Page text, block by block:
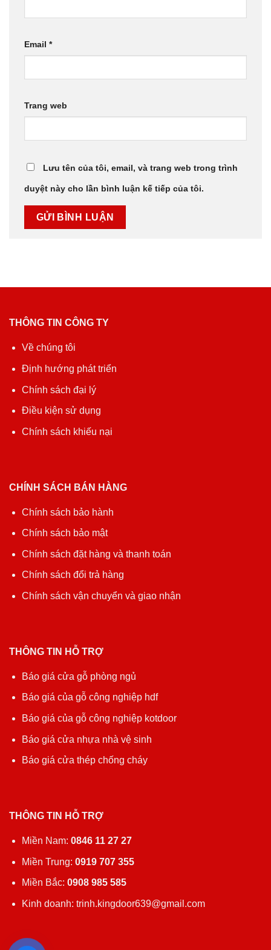
Email *
Trang web
Lưu tên của tôi, email, và trang web trong trình
duyệt này cho lần bình luận kế tiếp của tôi.
THÔNG TIN CÔNG TY
Về chúng tôi
Định hướng phát triển
Chính sách đại lý
Điều kiện sử dụng
Chính sách khiếu nại
CHÍNH SÁCH BÁN HÀNG
Chính sách bảo hành
Chính sách bảo mật
Chính sách đặt hàng và thanh toán
Chính sách đổi trả hàng
Chính sách vận chuyển và giao nhận
THÔNG TIN HỖ TRỢ
Báo giá cửa gỗ phòng ngủ
Báo giá của gỗ công nghiệp hdf
Báo giá của gỗ công nghiệp kotdoor
Báo giá cửa nhựa nhà vệ sinh
Báo giá cửa thép chống cháy
THÔNG TIN HỖ TRỢ
Miền Nam: 0846 11 27 27
Miền Trung: 0919 707 355
Miền Bắc: 0908 985 585
Kinh doanh: trinh.kingdoor639@gmail.com